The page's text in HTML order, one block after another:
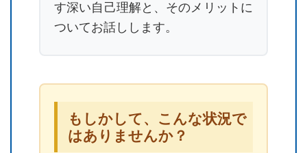
す深い自己理解と、そのメリットに
ついてお話しします。
もしかして、こんな状況で
はありませんか？